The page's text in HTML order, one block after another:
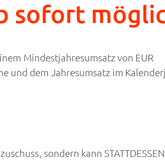
sofort
Mindestjahresumsatz von EUR
und dem Jahresumsatz im
sondern kann